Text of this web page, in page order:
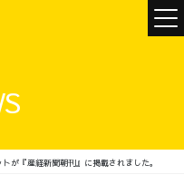
トが『産経新聞朝刊』に掲載されました。